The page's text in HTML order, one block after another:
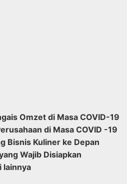
Omzet di Masa COVID-19
di Masa COVID -19​
Bisnis Kuliner ke Depan
Wajib Disiapkan
lainnya